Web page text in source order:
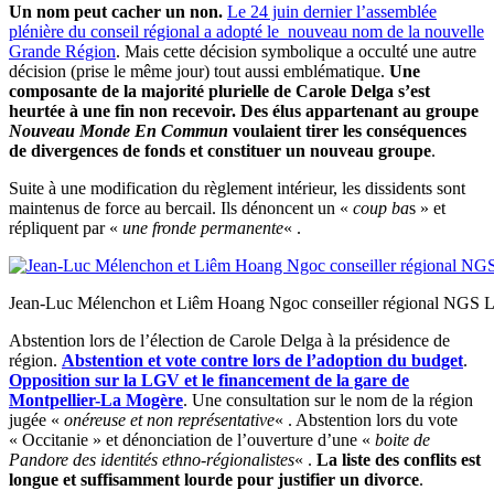
Un nom peut cacher un non. Le 24 juin dernier l’assemblée
plénière du conseil régional a adopté le nouveau nom de la nouvelle
Grande Région. Mais cette décision symbolique a occulté une autre
décision (prise le même jour) tout aussi emblématique. Une
composante de la majorité plurielle de Carole Delga s’est
heurtée à une fin non recevoir. Des élus appartenant au groupe
Nouveau Monde En Commun voulaient tirer les conséquences
de divergences de fonds et constituer un nouveau groupe.
Suite à une modification du règlement intérieur, les dissidents sont
maintenus de force au bercail. Ils dénoncent un « coup bas » et
répliquent par « une fronde permanente« .
Jean-Luc Mélenchon et Liêm Hoang Ngoc conseiller régional NGS
Abstention lors de l’élection de Carole Delga à la présidence de
région. Abstention et vote contre lors de l’adoption du budget.
Opposition sur la LGV et le financement de la gare de
Montpellier-La Mogère. Une consultation sur le nom de la région
jugée « onéreuse et non représentative« . Abstention lors du vote
« Occitanie » et dénonciation de l’ouverture d’une « boite de
Pandore des identités ethno-régionalistes« . La liste des conflits est
longue et suffisamment lourde pour justifier un divorce.